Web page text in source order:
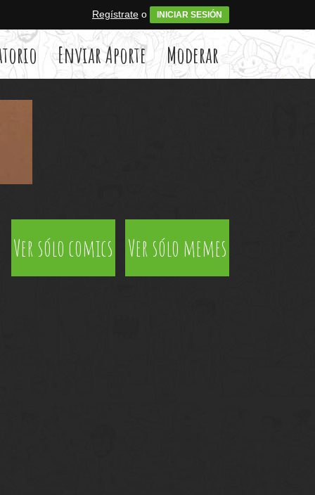
Regístrate o INICIAR SESIÓN
Enviar Aporte Moderar
Ver sólo comics Ver sólo memes